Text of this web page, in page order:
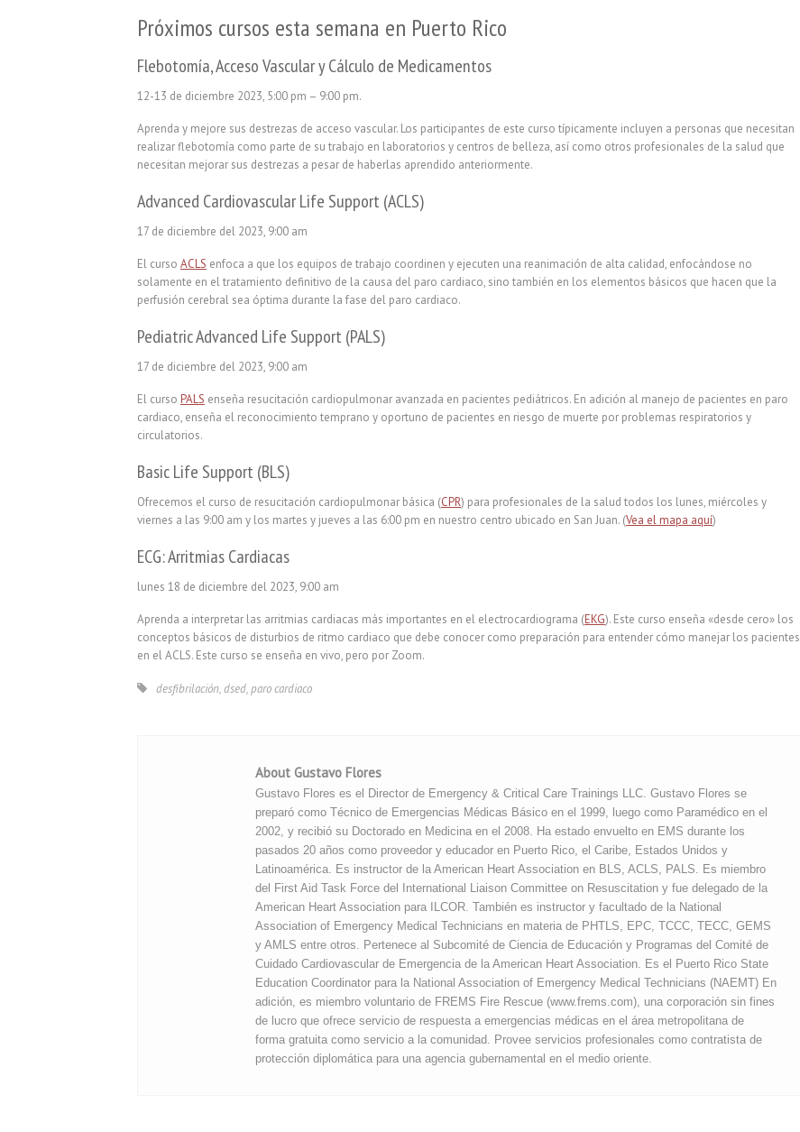
Próximos cursos esta semana en Puerto Rico
Flebotomía, Acceso Vascular y Cálculo de Medicamentos
12-13 de diciembre 2023, 5:00 pm – 9:00 pm.
Aprenda y mejore sus destrezas de acceso vascular. Los participantes de este curso típicamente incluyen a personas que necesitan
realizar flebotomía como parte de su trabajo en laboratorios y centros de belleza, así como otros profesionales de la salud que
necesitan mejorar sus destrezas a pesar de haberlas aprendido anteriormente.
Advanced CardiovascularLife Support (ACLS)
17 de diciembre del 2023, 9:00 am
El curso ACLS enfoca a que los equipos de trabajo coordinen y ejecuten una reanimación de alta calidad, enfocándose no
solamente en el tratamiento definitivo de la causa del paro cardiaco, sino también en los elementos básicos que hacen que la
perfusión cerebral sea óptima durante la fase del paro cardiaco.
Pediatric Advanced Life Support (PALS)
17 de diciembre del 2023, 9:00 am
El curso PALS enseña resucitación cardiopulmonar avanzada en pacientes pediátricos. En adición al manejo de pacientes en paro
cardiaco, enseña el reconocimiento temprano y oportuno de pacientes en riesgo de muerte por problemas respiratorios y
circulatorios.
Basic Life Support (BLS)
Ofrecemos el curso de resucitación cardiopulmonar básica (CPR) para profesionales de la salud todos los lunes, miércoles y
viernes a las 9:00 am y los martes y jueves a las 6:00 pm en nuestro centro ubicado en San Juan. (Vea el mapa aquí)
ECG: Arritmias Cardiacas
lunes 18 de diciembre del 2023, 9:00 am
Aprenda a interpretar las arritmias cardiacas más importantes en el electrocardiograma (EKG). Este curso enseña «desde cero» los
conceptos básicos de disturbios de ritmo cardiaco que debe conocer como preparación para entender cómo manejar los pacientes
en el ACLS. Este curso se enseña en vivo, pero por Zoom.
desfibrilación,dsed,paro cardiaco
About Gustavo Flores
Gustavo Flores es el Director de Emergency & Critical Care Trainings LLC. Gustavo Flores se
preparó como Técnico de Emergencias Médicas Básico en el 1999, luego como Paramédico en el
2002, y recibió su Doctorado en Medicina en el 2008. Ha estado envuelto en EMS durante los
pasados 20 años como proveedor y educador en Puerto Rico, el Caribe, Estados Unidos y
Latinoamérica. Es instructor de la American Heart Association en BLS, ACLS, PALS. Es miembro
del First Aid Task Force del International Liaison Committee on Resuscitation y fue delegado de la
American Heart Association para ILCOR. También es instructor y facultado de la National
Association of Emergency Medical Technicians en materia de PHTLS, EPC, TCCC, TECC, GEMS
y AMLS entre otros. Pertenece al Subcomité de Ciencia de Educación y Programas del Comité de
Cuidado Cardiovascular de Emergencia de la American Heart Association. Es el Puerto Rico State
Education Coordinator para la National Association of Emergency Medical Technicians (NAEMT) En
adición, es miembro voluntario de FREMS Fire Rescue (www.frems.com), una corporación sin fines
de lucro que ofrece servicio de respuesta a emergencias médicas en el área metropolitana de
forma gratuita como servicio a la comunidad. Provee servicios profesionales como contratista de
protección diplomática para una agencia gubernamental en el medio oriente.